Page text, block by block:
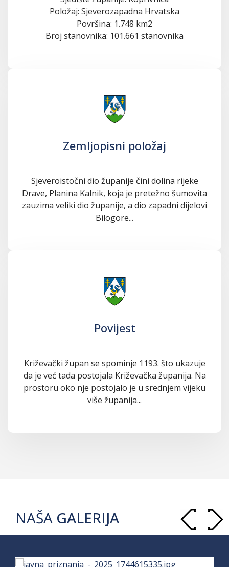
Položaj: Sjeverozapadna Hrvatska
Površina: 1.748 km2
Broj stanovnika: 101.661 stanovnika
Zemljopisni položaj
Sjeveroistočni dio županije čini dolina rijeke
Drave, Planina Kalnik, koja je pretežno šumovita
zauzima veliki dio županije, a dio zapadni dijelovi
Bilogore...
Povijest
Križevački župan se spominje 1193. što ukazuje
da je već tada postojala Križevačka županija. Na
prostoru oko nje postojalo je u srednjem vijeku
više županija...
NAŠA GALERIJA